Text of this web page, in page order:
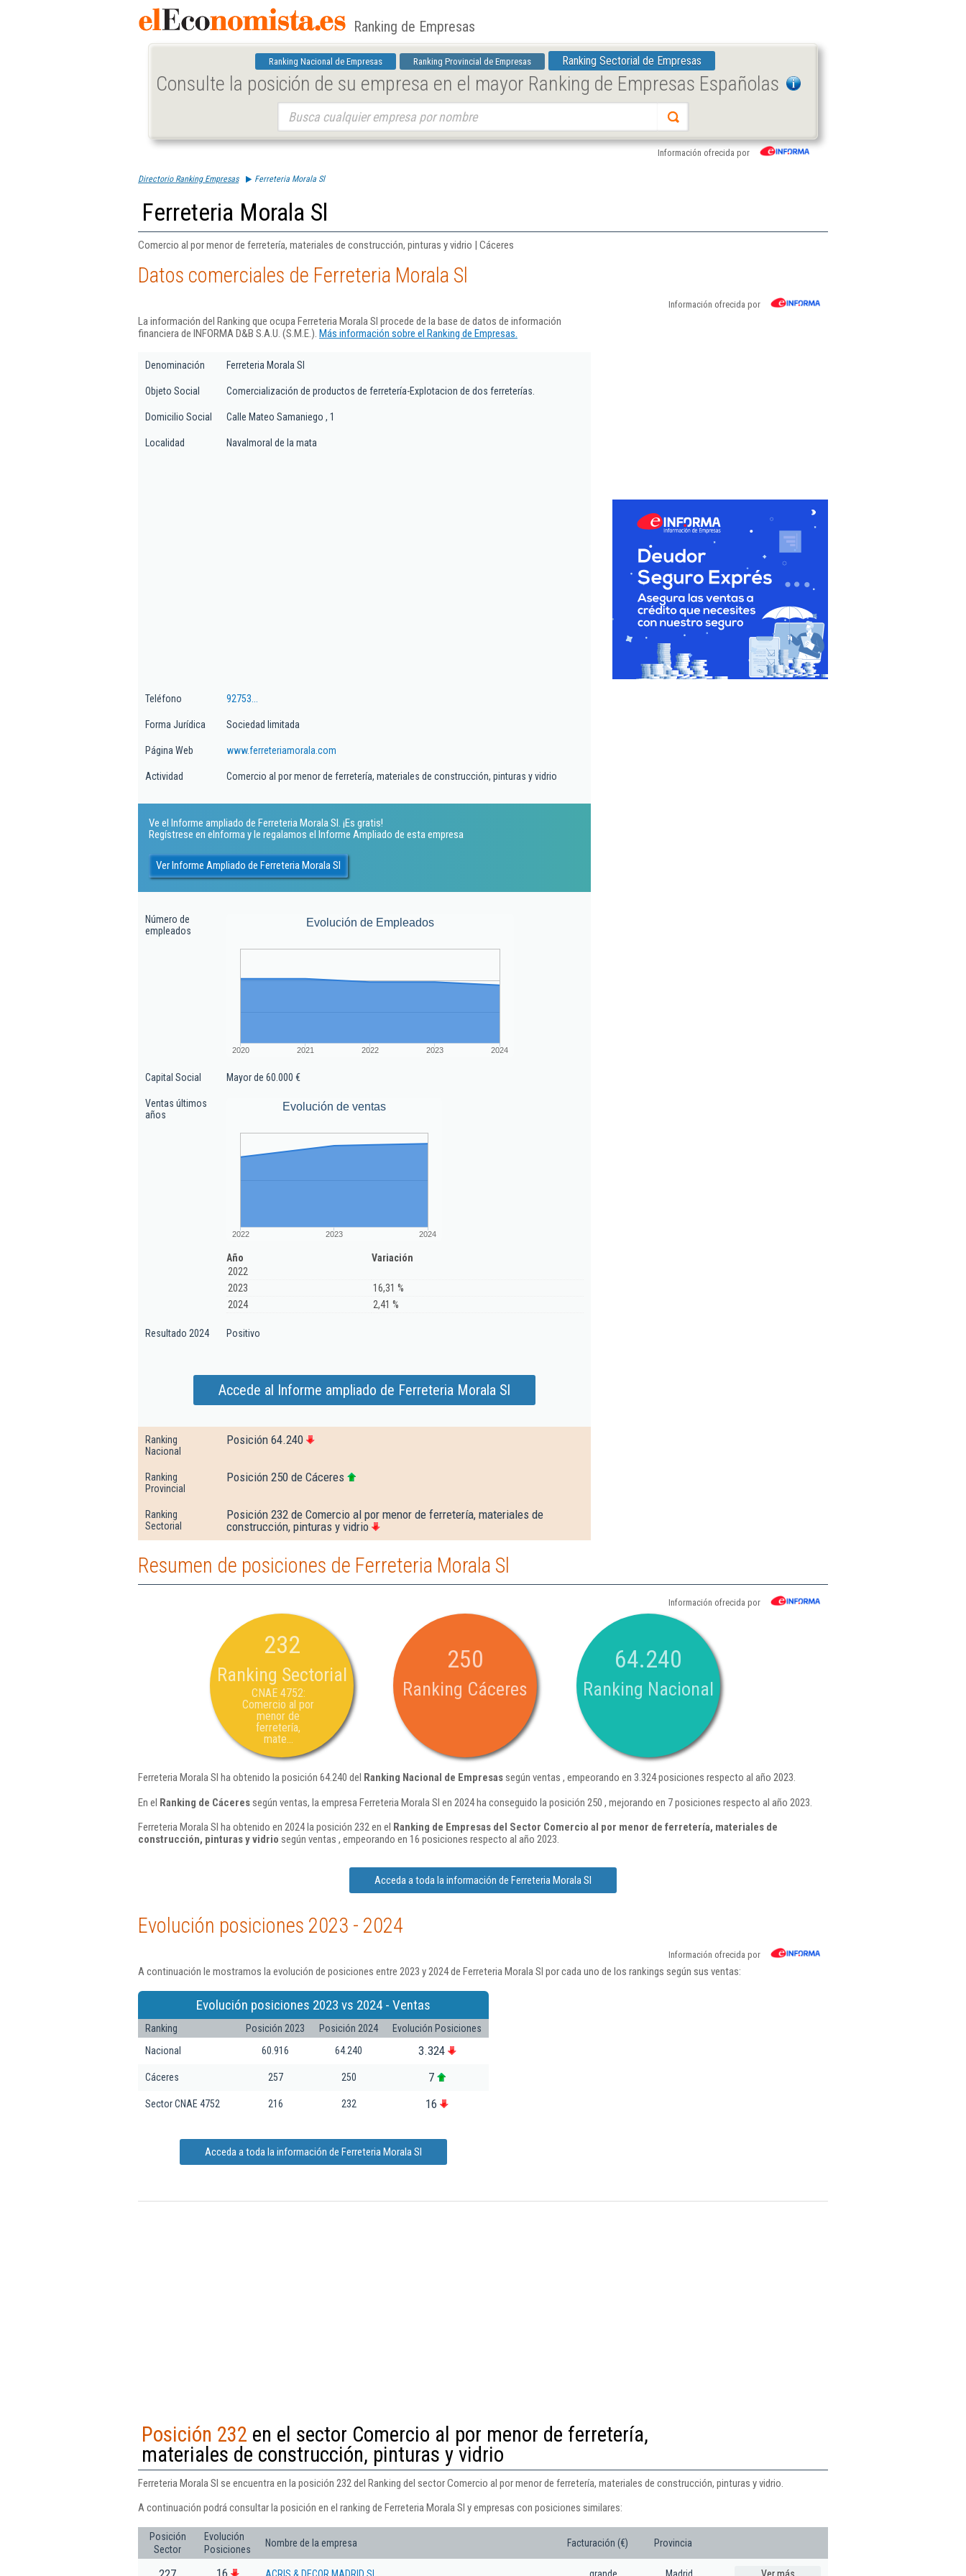
Ranking de Empresas
Ranking Nacional de Empresas Ranking Provincial de Empresas Ranking Sectorial de Empresas
Consulte la posición de su empresa en el mayor Ranking de Empresas Españolas
Información ofrecida por
Directorio Ranking Empresas Ferreteria Morala Sl
Ferreteria Morala Sl
Comercio al por menor de ferretería, materiales de construcción, pinturas y vidrio | Cáceres
Datos comerciales de Ferreteria Morala Sl
Información ofrecida por
La información del Ranking que ocupa Ferreteria Morala Sl procede de la base de datos de información
financiera de INFORMA D&B S.A.U. (S.M.E.). Más información sobre el Ranking de Empresas.
Denominación Ferreteria Morala Sl
Objeto Social Comercialización de productos de ferretería-Explotacion de dos ferreterías.
Domicilio Social Calle Mateo Samaniego , 1
Localidad Navalmoral de la mata
Teléfono 92753...
Forma Jurídica Sociedad limitada
Página Web www.ferreteriamorala.com
Actividad Comercio al por menor de ferretería, materiales de construcción, pinturas y vidrio
Ve el Informe ampliado de Ferreteria Morala Sl. ¡Es gratis!
Regístrese en eInforma y le regalamos el Informe Ampliado de esta empresa
Ver Informe Ampliado de Ferreteria Morala Sl
Número de
empleados
Evolución de Empleados
2020 2021 2022 2023 2024
Capital Social Mayor de 60.000 €
Ventas últimos
años
Evolución de ventas
2022 2023 2024
Año
Variación
2022
2023
16,31 %
2024
2,41 %
Resultado 2024 Positivo
Accede al Informe ampliado de Ferreteria Morala Sl
Ranking
Nacional
Posición 64.240
Ranking
Provincial
Posición 250 de Cáceres
Ranking
Sectorial
Posición 232 de Comercio al por menor de ferretería, materiales de
construcción, pinturas y vidrio
Resumen de posiciones de Ferreteria Morala Sl
Información ofrecida por
232
Ranking Sectorial
CNAE 4752:
Comercio al por
menor de
ferretería,
mate...
250
Ranking Cáceres
64.240
Ranking Nacional
Ferreteria Morala Sl ha obtenido la posición 64.240 del Ranking Nacional de Empresassegún ventas , empeorando en 3.324 posiciones respecto al año 2023.
En el Ranking de Cáceressegún ventas, la empresa Ferreteria Morala Sl en 2024 ha conseguido la posición 250 , mejorando en 7 posiciones respecto al año 2023.
Ferreteria Morala Sl ha obtenido en 2024 la posición 232 en el Ranking de Empresas del Sector Comercio al por menor de ferretería, materiales de
construcción, pinturas y vidrio según ventas , empeorando en 16 posiciones respecto al año 2023.
Acceda a toda la información de Ferreteria Morala Sl
Evolución posiciones 2023 - 2024
Información ofrecida por
A continuación le mostramos la evolución de posiciones entre 2023 y 2024 de Ferreteria Morala Sl por cada uno de los rankings según sus ventas:
Evolución posiciones 2023 vs 2024 - Ventas
Ranking Posición 2023 Posición 2024
Evolución Posiciones
Nacional
60.916 64.240 3.324
Cáceres 257 250 7
Sector CNAE 4752 216 232 16
Acceda a toda la información de Ferreteria Morala Sl
Posición 232 en el sector Comercio al por menor de ferretería,
materiales de construcción, pinturas y vidrio
Ferreteria Morala Sl se encuentra en la posición 232 del Ranking del sector Comercio al por menor de ferretería, materiales de construcción, pinturas y vidrio.
A continuación podrá consultar la posición en el ranking de Ferreteria Morala Sl y empresas con posiciones similares:
Posición
Sector
Evolución
Posiciones
Nombre de la empresa Facturación (€) Provincia
16 ACRIS & DECOR MADRID SL. grande Madrid Ver más